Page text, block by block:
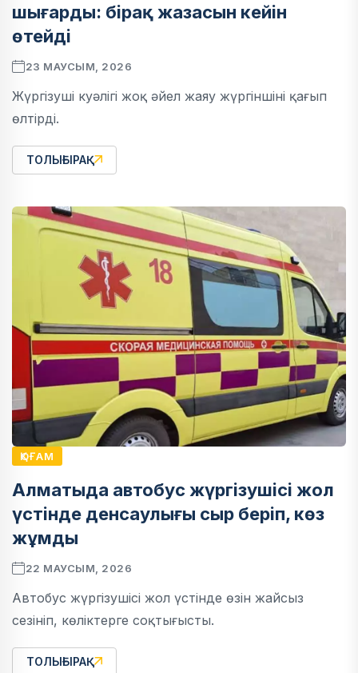
шығарды: бірақ жазасын кейін
өтейді
23 МАУСЫМ, 2026
Жүргізуші куәлігі жоқ әйел жаяу жүргіншіні қағып
өлтірді.
ТОЛЫҒЫРАҚ
ҚОҒАМ
Алматыда автобус жүргізушісі жол
үстінде денсаулығы сыр беріп, көз
жұмды
22 МАУСЫМ, 2026
Автобус жүргізушісі жол үстінде өзін жайсыз
сезініп, көліктерге соқтығысты.
ТОЛЫҒЫРАҚ